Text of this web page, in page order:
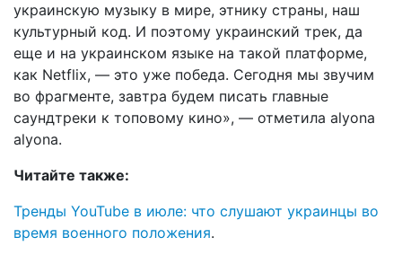
украинскую музыку в мире, этнику страны, наш
культурный код. И поэтому украинский трек, да
еще и на украинском языке на такой платформе,
как Netflix, — это уже победа. Сегодня мы звучим
во фрагменте, завтра будем писать главные
саундтреки к топовому кино», — отметила alyona
alyona.
Читайте также:
Тренды YouTube в июле: что слушают украинцы во
время военного положения.